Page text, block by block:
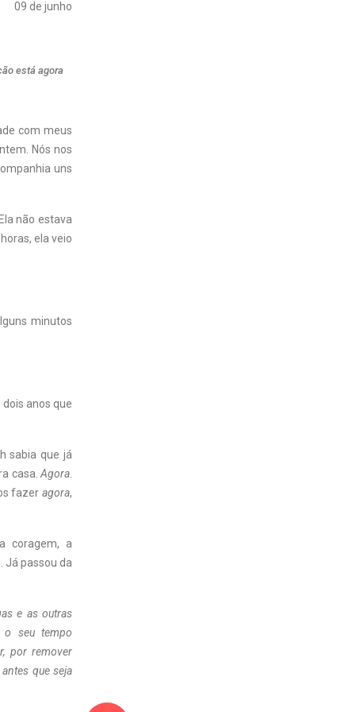
09 de junho
está agora
com meus
Nós nos
uns
não estava
ela veio
minutos
anos que
sabia que já
casa. Agora
fazeragora,
coragem, a
Já passou da
e as outras
o seu tempo
por remover
que seja